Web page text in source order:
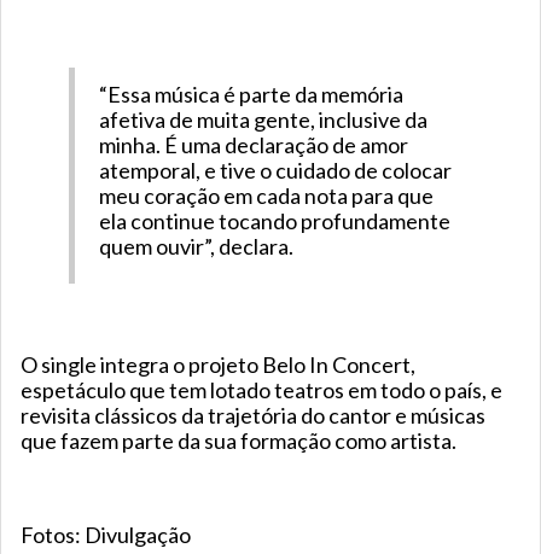
“Essa música é parte da memória
afetiva de muita gente, inclusive da
minha. É uma declaração de amor
atemporal, e tive o cuidado de colocar
meu coração em cada nota para que
ela continue tocando profundamente
quem ouvir”, declara.
O single integra o projeto Belo In Concert,
espetáculo que tem lotado teatros em todo o país, e
revisita clássicos da trajetória do cantor e músicas
que fazem parte da sua formação como artista.
Fotos: Divulgação